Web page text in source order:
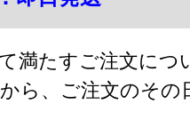
満たすご注文につ
から、ご注文のそ